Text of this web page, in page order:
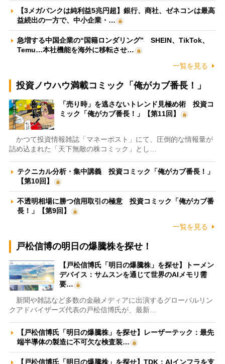
【3メガバンクは純利益5兆円超】銀行、商社、ゼネコンは最高
益続出の一方で、中小企業・…
急増する中国企業の“国籍ロンダリング” SHEIN、TikTok、
Temu…本社機能を海外に移転させ…
一覧を見る
投資ノウハウ満載コミック「俺がカブ番長！」
「売り時」を逃さないトレンド見極め術 投資コ
ミック「俺がカブ番長！」【第11回】
かつて投資情報雑誌「マネーポスト」にて、圧倒的な情報量が
詰め込まれた「天下無敵の株コミック」とし…
テクニカル分析・集中講義 投資コミック「俺がカブ番長！」
【第10回】
不透明相場に勝つ信用取引の極意 投資コミック「俺がカブ番
長！」【第9回】
一覧を見る
戸松信博の明日の爆騰株を探せ！
【戸松信博氏「明日の爆騰株」を探せ】トーメン
デバイス：サムスンを通じて世界のAIメモリ需
要…
新聞や雑誌など多数の金融メディアに出演するグローバルリン
クアドバイザーズ代表の戸松信博氏が、最新…
【戸松信博氏「明日の爆騰株」を探せ】レーザーテック：最先
端半導体の製造に不可欠な検査装…
【戸松信博氏「明日の爆騰株」を探せ】TDK：AIインフラを支